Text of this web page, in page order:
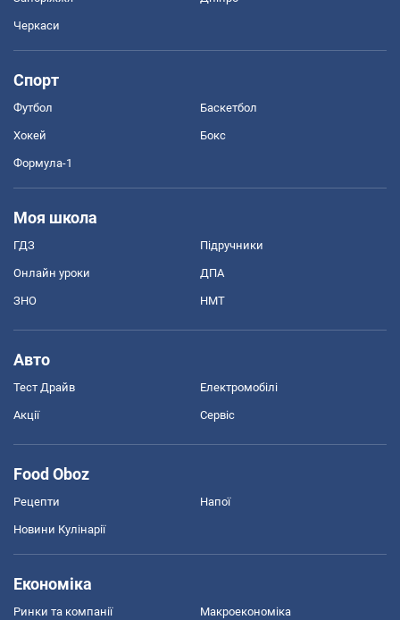
Черкаси
Спорт
Футбол Баскетбол
Хокей Бокс
Формула-1
Моя школа
ГДЗ Підручники
Онлайн уроки ДПА
ЗНО НМТ
Авто
Тест Драйв Електромобілі
Акції Сервіс
Food Oboz
Рецепти Напої
Новини Кулінарії
Економіка
Ринки та компанії Макроекономіка